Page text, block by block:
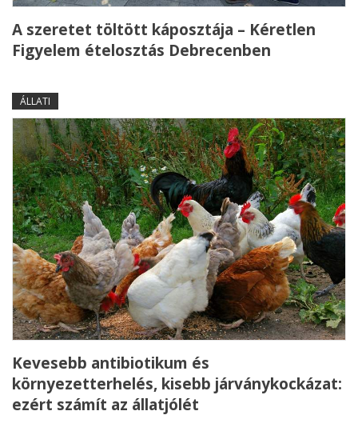
A szeretet töltött káposztája – Kéretlen
Figyelem ételosztás Debrecenben
ÁLLATI
Kevesebb antibiotikum és
környezetterhelés, kisebb járványkockázat:
ezért számít az állatjólét